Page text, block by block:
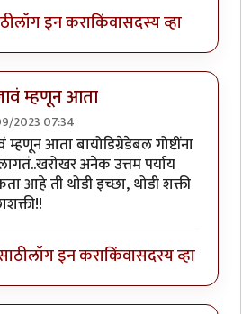
लॉग इन कराकिंवासदस्य व्हा
म्हणून आता
2023 07:34
byस्नेहा.K.
आता बायोडिग्रेडेबल गोष्टींना
अनेक उत्तम पर्याय
आहे ती थोडी इच्छा, थोडी शक्ती
लॉग इन कराकिंवासदस्य व्हा